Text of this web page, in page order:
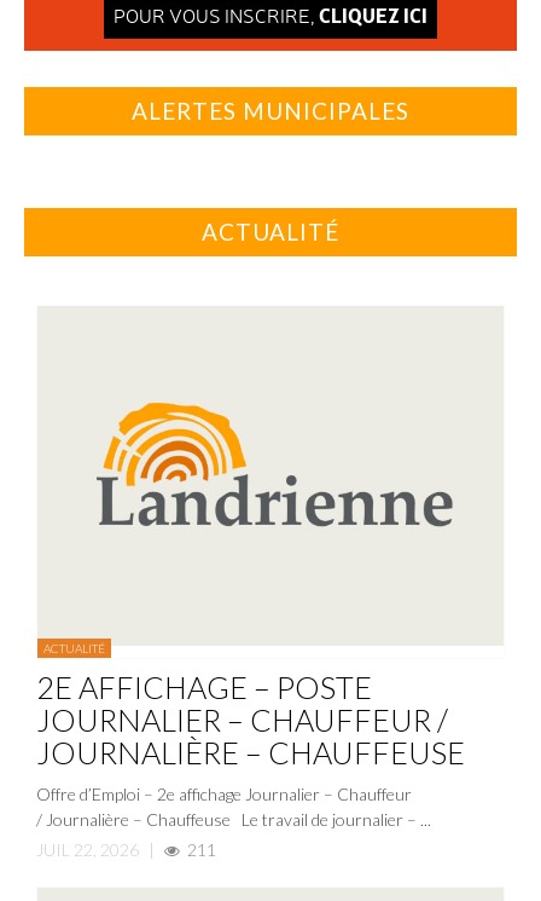
POUR VOUS INSCRIRE, CLIQUEZ ICI
ALERTES MUNICIPALES
ACTUALITÉ
ACTUALITÉ
2E AFFICHAGE – POSTE
JOURNALIER – CHAUFFEUR /
JOURNALIÈRE – CHAUFFEUSE
Offre d’Emploi – 2e affichage Journalier – Chauffeur
/ Journalière – Chauffeuse Le travail de journalier – ...
JUIL 22, 2026 | 211